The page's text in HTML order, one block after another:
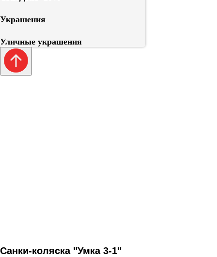
Украшения
Уличные украшения
Санки-коляска "Умка 3-1"